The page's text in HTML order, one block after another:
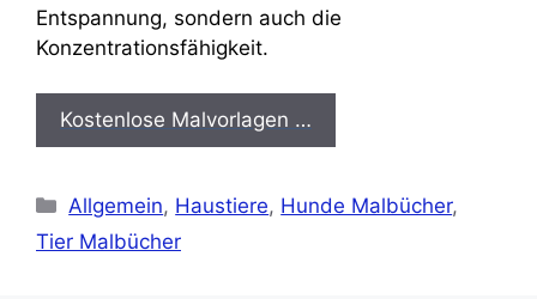
Entspannung, sondern auch die
Konzentrationsfähigkeit.
Kostenlose Malvorlagen …
Kategorien
Allgemein, Haustiere, Hunde Malbücher,
Tier Malbücher